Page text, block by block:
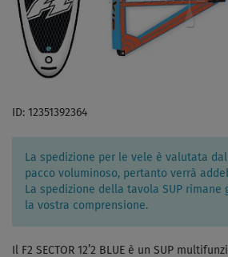
ID: 12351392364
La spedizione per le vele è valutata
pacco voluminoso, pertanto verrà
La spedizione della tavola SUP rimane
la vostra comprensione.
Il F2 SECTOR 12’2 BLUE è un SUP